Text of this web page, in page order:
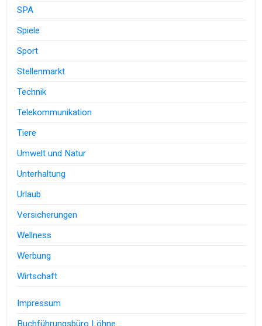
SPA
Spiele
Sport
Stellenmarkt
Technik
Telekommunikation
Tiere
Umwelt und Natur
Unterhaltung
Urlaub
Versicherungen
Wellness
Werbung
Wirtschaft
Impressum
Buchführungsbüro Löhne